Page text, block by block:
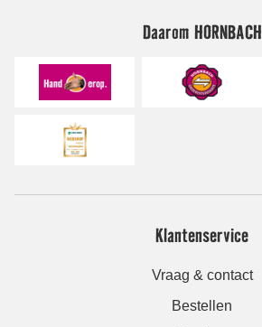
Daarom HORNBACH
Klantenservice
Vraag & contact
Bestellen